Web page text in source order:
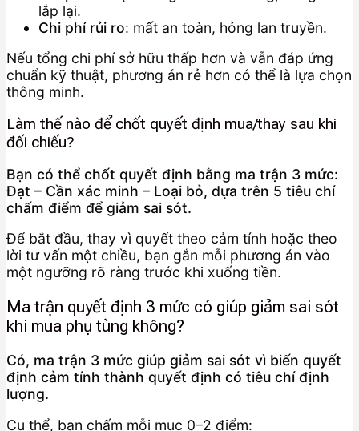
lắp lại.
Chi phí rủi ro: mất an toàn, hỏng lan truyền.
Nếu tổng chi phí sở hữu thấp hơn và vẫn đáp ứng
chuẩn kỹ thuật, phương án rẻ hơn có thể là lựa chọn
thông minh.
Làm thế nào để chốt quyết định mua/thay sau khi
đối chiếu?
Bạn có thể chốt quyết định bằng ma trận 3 mức:
Đạt – Cần xác minh – Loại bỏ, dựa trên 5 tiêu chí
chấm điểm để giảm sai sót.
Để bắt đầu, thay vì quyết theo cảm tính hoặc theo
lời tư vấn một chiều, bạn gắn mỗi phương án vào
một ngưỡng rõ ràng trước khi xuống tiền.
Ma trận quyết định 3 mức có giúp giảm sai sót
khi mua phụ tùng không?
Có, ma trận 3 mức giúp giảm sai sót vì biến quyết
định cảm tính thành quyết định có tiêu chí định
lượng.
Cụ thể, bạn chấm mỗi mục 0–2 điểm: